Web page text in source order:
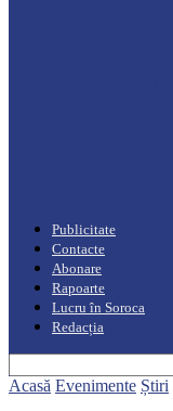
Publicitate
Contacte
Abonare
Rapoarte
Lucru în Soroca
Redacția
Acasă Evenimente Știri